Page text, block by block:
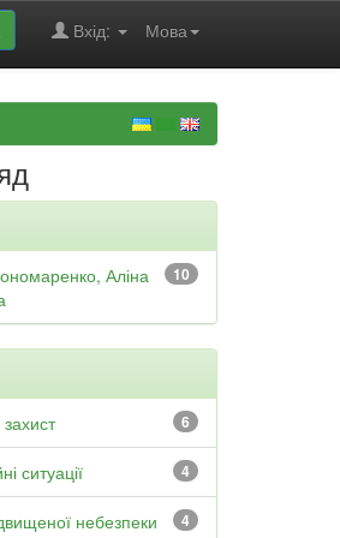
Мова
Вхід:
10
Аліна
6
4
ситуації
4
небезпеки